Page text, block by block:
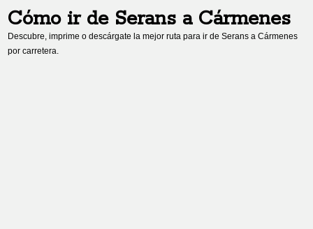
Cómo ir de Serans a Cármenes
Descubre, imprime o descárgate la mejor ruta para ir deSerans aCármenes
por carretera.